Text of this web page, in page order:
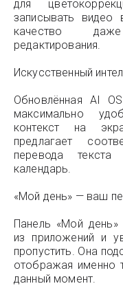
для
записывать видео
качество
редактирования.
Искусственный
Обновлённая AI
максимально
контекст на
предлагает
перевода
календарь.
«Мой день» — ваш
Панель «Мой
из приложений и
пропустить. Она
отображая именно
данный момент.